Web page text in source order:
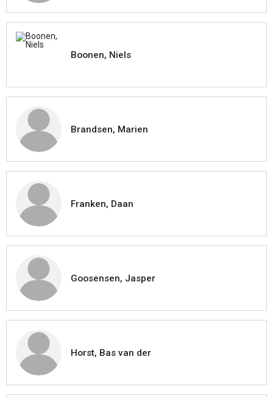
Boonen, Niels
Brandsen, Marien
Franken, Daan
Goosensen, Jasper
Horst, Bas van der